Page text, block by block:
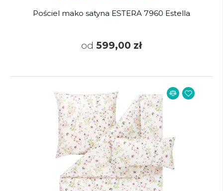
Pościel mako satyna ESTERA 7960 Estella
od 599,00 zł